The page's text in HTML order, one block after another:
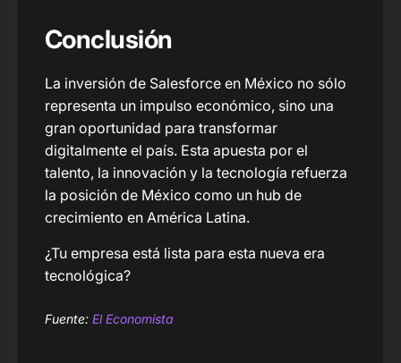
Conclusión
La inversión de Salesforce en México no sólo
representa un impulso económico, sino una
gran oportunidad para transformar
digitalmente el país. Esta apuesta por el
talento, la innovación y la tecnología refuerza
la posición de México como un hub de
crecimiento en América Latina.
¿Tu empresa está lista para esta nueva era
tecnológica?
Fuente: El Economista